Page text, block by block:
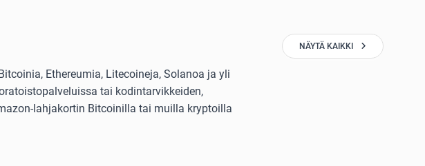
Ethereumia, Litecoineja, Solanoa ja yli
tai kodintarvikkeiden,
lahjakortin Bitcoinilla tai muilla kryptoilla
NÄYTÄ KAIKKI